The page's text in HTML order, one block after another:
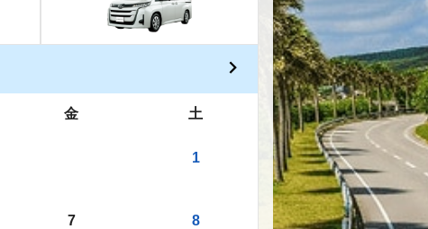
金 土
1
7
8